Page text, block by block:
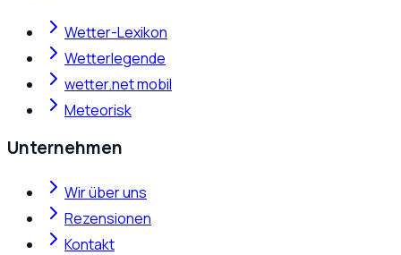
Wetter-Lexikon
Wetterlegende
wetter.net mobil
Meteorisk
Unternehmen
Wir über uns
Rezensionen
Kontakt